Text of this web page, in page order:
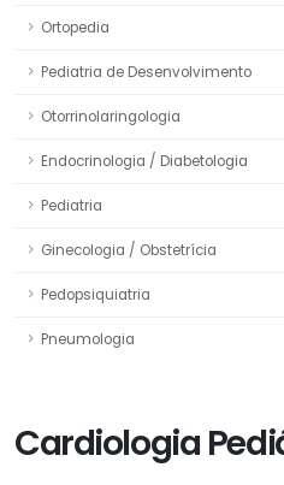
Ortopedia
Pediatria de Desenvolvimento
Otorrinolaringologia
Endocrinologia / Diabetologia
Pediatria
Ginecologia / Obstetrícia
Pedopsiquiatria
Pneumologia
Cardiologia